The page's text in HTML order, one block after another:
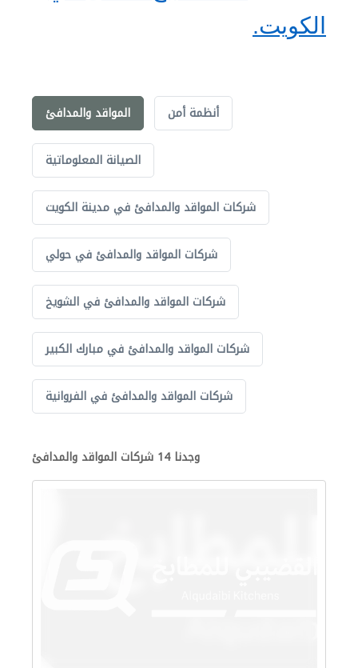
الكويت.
المواقد والمدافئ أنظمة أمن
الصيانة المعلوماتية
شركات المواقد والمدافئ في مدينة الكويت
شركات المواقد والمدافئ في حولي
شركات المواقد والمدافئ في الشويخ
شركات المواقد والمدافئ في مبارك الكبير
شركات المواقد والمدافئ في الفروانية
وجدنا 14 شركات المواقد والمدافئ